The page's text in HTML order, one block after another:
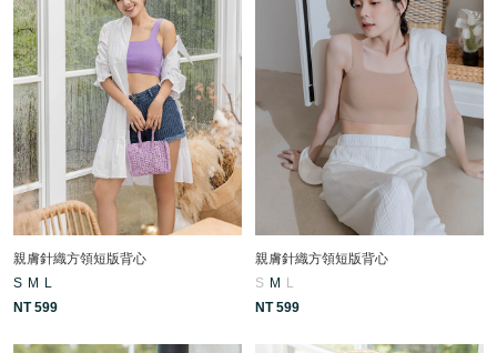
親膚針織方領短版背心
S M
L
NT 599
親膚針織方領短版背心
S M
L
NT 599